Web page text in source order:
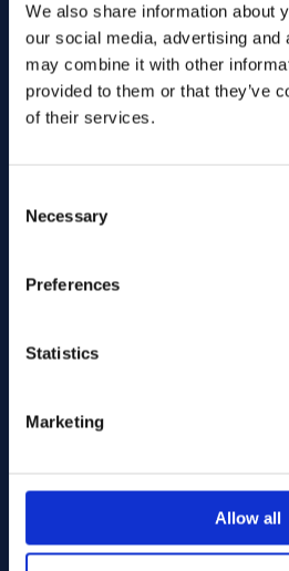
We also share information about
our social media, advertising and
may combine it with other
provided to them or that they’ve
of their services.
Selection
Necessary
Preferences
Statistics
Marketing
Allow all
Associerade produkter